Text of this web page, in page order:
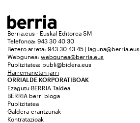
Berria.eus - Euskal Editorea SM
Telefonoa: 943 30 40 30
Bezero arreta: 943 30 43 45 | laguna@berria.eus
Webgunea: webgunea@berria.eus
Publizitatea: publi@bidera.eus
Harremanetan jarri
ORRIALDE KORPORATIBOAK
Ezagutu BERRIA Taldea
BERRIA berri bloga
Publizitatea
Galdera-erantzunak
Kontratazioak